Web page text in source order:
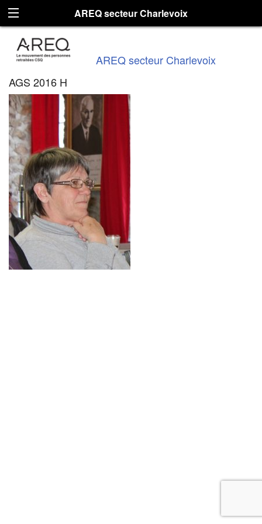
AREQ secteur Charlevoix
AREQ secteur Charlevoix
AGS 2016 H